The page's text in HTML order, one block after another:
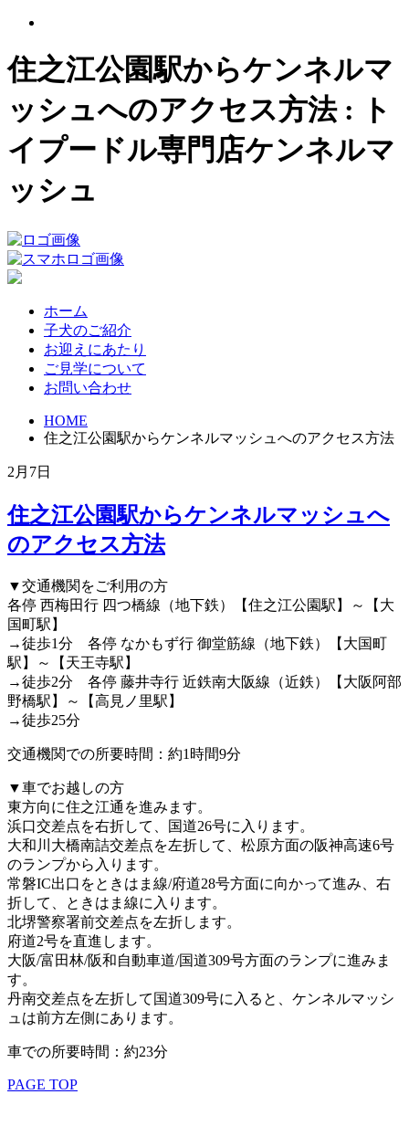
住之江公園駅からケンネルマ
ッシュへのアクセス方法 : ト
イプードル専門店ケンネルマ
ッシュ
ホーム
子犬のご紹介
お迎えにあたり
ご見学について
お問い合わせ
HOME
住之江公園駅からケンネルマッシュへのアクセス方法
2月7日
住之江公園駅からケンネルマッシュへ
のアクセス方法
▼交通機関をご利用の方
各停 西梅田行 四つ橋線（地下鉄）【住之江公園駅】～【大
国町駅】
→徒歩1分 各停 なかもず行 御堂筋線（地下鉄）【大国町
駅】～【天王寺駅】
→徒歩2分 各停 藤井寺行 近鉄南大阪線（近鉄）【大阪阿部
野橋駅】～【高見ノ里駅】
→徒歩25分
交通機関での所要時間：約1時間9分
▼車でお越しの方
東方向に住之江通を進みます。
浜口交差点を右折して、国道26号に入ります。
大和川大橋南詰交差点を左折して、松原方面の阪神高速6号
のランプから入ります。
常磐IC出口をときはま線/府道28号方面に向かって進み、右
折して、ときはま線に入ります。
北堺警察署前交差点を左折します。
府道2号を直進します。
大阪/富田林/阪和自動車道/国道309号方面のランプに進みま
す。
丹南交差点を左折して国道309号に入ると、ケンネルマッシ
ュは前方左側にあります。
車での所要時間：約23分
PAGE TOP